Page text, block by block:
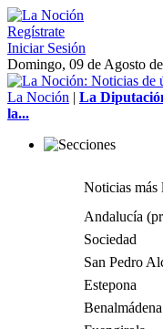
Regístrate
Iniciar Sesión
Domingo, 09 de Agosto
La Noción | La
la...
Noticias más
Andalucía
Sociedad
San Pedro
Estepona
Benalmádena